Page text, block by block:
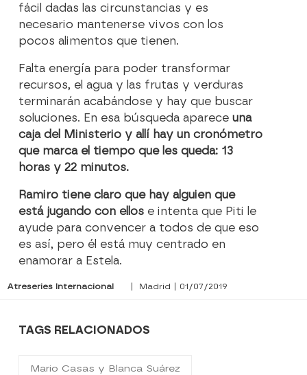
fácil dadas las circunstancias y es
necesario mantenerse vivos con los
pocos alimentos que tienen.
Falta energía para poder transformar
recursos, el agua y las frutas y verduras
terminarán acabándose y hay que buscar
soluciones. En esa búsqueda aparece una
caja del Ministerio y allí hay un cronómetro
que marca el tiempo que les queda: 13
horas y 22 minutos.
Ramiro tiene claro que hay alguien que
está jugando con ellos e intenta que Piti le
ayude para convencer a todos de que eso
es así, pero él está muy centrado en
enamorar a Estela.
Atreseries Internacional | Madrid | 01/07/2019
TAGS RELACIONADOS
Mario Casas y Blanca Suárez